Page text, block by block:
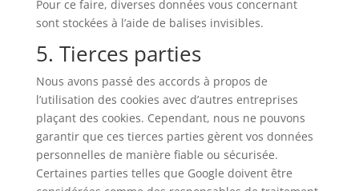
Pour ce faire, diverses données vous concernant
sont stockées à l’aide de balises invisibles.
5. Tierces parties
Nous avons passé des accords à propos de
l’utilisation des cookies avec d’autres entreprises
plaçant des cookies. Cependant, nous ne pouvons
garantir que ces tierces parties gèrent vos données
personnelles de manière fiable ou sécurisée.
Certaines parties telles que Google doivent être